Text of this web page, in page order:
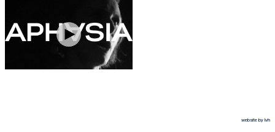
website by lvh